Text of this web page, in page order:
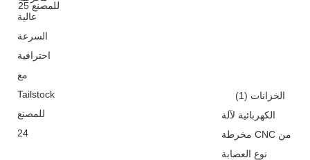
(1) الخزانات
الكهربائية لآلة
مخرطة CNC من
نوع العصابة